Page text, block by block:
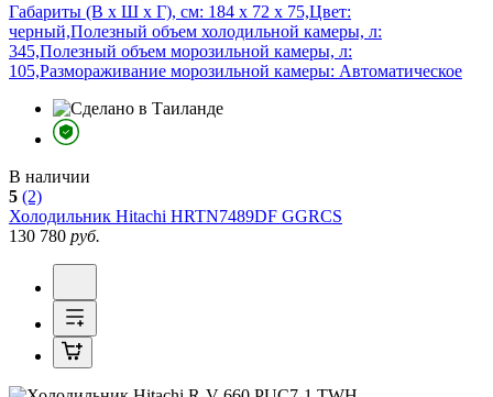
Габариты (В х Ш х Г), см: 184 х 72 х 75,Цвет:
черный,Полезный объем холодильной камеры, л:
345,Полезный объем морозильной камеры, л:
105,Размораживание морозильной камеры: Автоматическое
В наличии
5 (2)
Холодильник Hitachi HRTN7489DF GGRCS
130 780 руб.